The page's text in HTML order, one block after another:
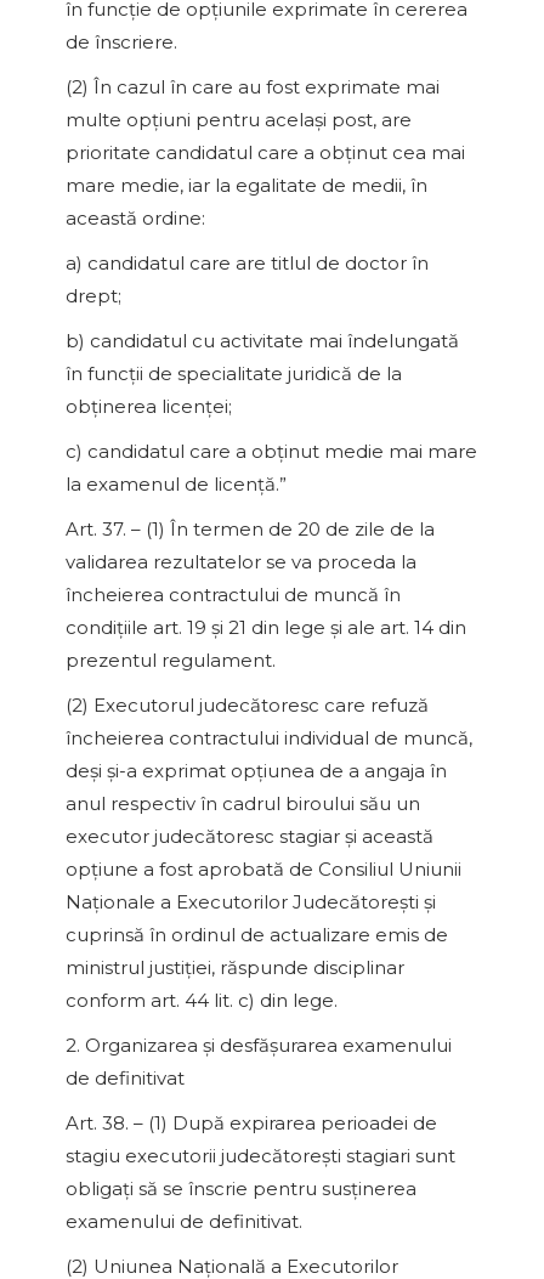
în funcţie de opţiunile exprimate în cererea
de înscriere.
(2) În cazul în care au fost exprimate mai
multe opţiuni pentru acelaşi post, are
prioritate candidatul care a obţinut cea mai
mare medie, iar la egalitate de medii, în
această ordine:
a) candidatul care are titlul de doctor în
drept;
b) candidatul cu activitate mai îndelungată
în funcţii de specialitate juridică de la
obţinerea licenţei;
c) candidatul care a obţinut medie mai mare
la examenul de licenţă.”
Art. 37. – (1) În termen de 20 de zile de la
validarea rezultatelor se va proceda la
încheierea contractului de muncă în
condiţiile art. 19 şi 21 din lege şi ale art. 14 din
prezentul regulament.
(2) Executorul judecătoresc care refuză
încheierea contractului individual de muncă,
deşi şi-a exprimat opţiunea de a angaja în
anul respectiv în cadrul biroului său un
executor judecătoresc stagiar şi această
opţiune a fost aprobată de Consiliul Uniunii
Naţionale a Executorilor Judecătoreşti şi
cuprinsă în ordinul de actualizare emis de
ministrul justiţiei, răspunde disciplinar
conform art. 44 lit. c) din lege.
2. Organizarea şi desfăşurarea examenului
de definitivat
Art. 38. – (1) După expirarea perioadei de
stagiu executorii judecătoreşti stagiari sunt
obligaţi să se înscrie pentru susţinerea
examenului de definitivat.
(2) Uniunea Naţională a Executorilor